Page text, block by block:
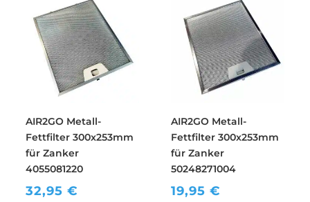
AIR2GO Metall-
Fettfilter 300x253mm
für Zanker
4055081220
32,95€
AIR2GO Metall-
Fettfilter 300x253mm
für Zanker
50248271004
19,95€